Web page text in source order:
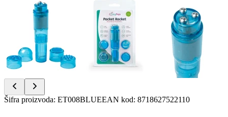
Item
Šifra proizvoda: ET008BLUEEAN kod: 8718627522110